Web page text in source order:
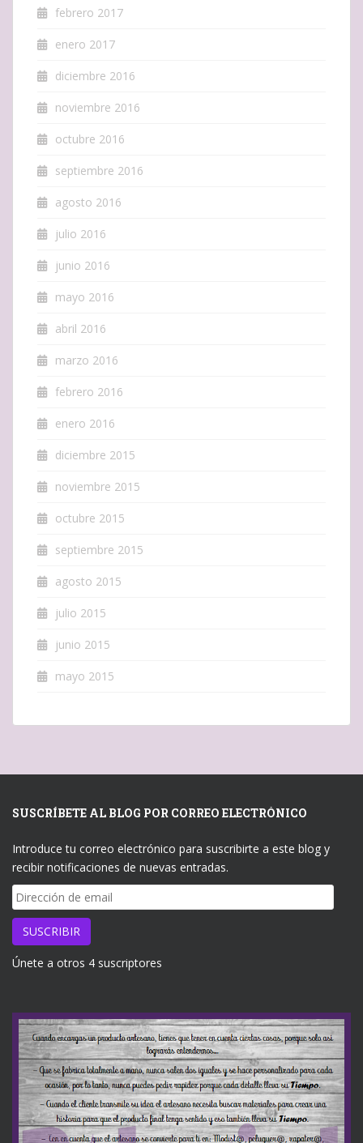
febrero 2017
enero 2017
diciembre 2016
noviembre 2016
octubre 2016
septiembre 2016
agosto 2016
julio 2016
junio 2016
mayo 2016
abril 2016
marzo 2016
febrero 2016
enero 2016
diciembre 2015
noviembre 2015
octubre 2015
septiembre 2015
agosto 2015
julio 2015
junio 2015
mayo 2015
SUSCRÍBETE AL BLOG POR CORREO ELECTRÓNICO
Introduce tu correo electrónico para suscribirte a este blog y
recibir notificaciones de nuevas entradas.
Dirección
de
email
SUSCRIBIR
Únete a otros 4 suscriptores